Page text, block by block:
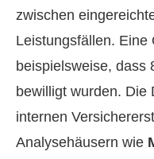
zwischen
Leistungsfällen. Eine
beispielsweise, dass
bewilligt wurden. Die
internen
Analysehäusern wie